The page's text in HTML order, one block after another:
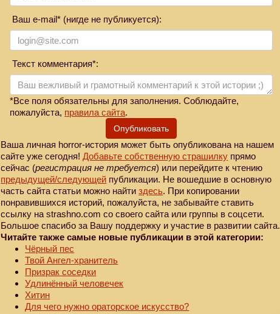
Ваш e-mail* (нигде не публикуется):
Текст комментария*:
*Все поля обязательны для заполнения. Соблюдайте,
пожалуйста, правила сайта.
Опубликовать
Ваша личная horror-история может быть опубликована на нашем
сайте уже сегодня!Добавьте собственную страшилку прямо
сейчас (регистрация не требуется) или перейдите к чтению
предыдущей/следующей публикации. Не вошедшие в основную
часть сайта статьи можно найтиздесь. При копировании
понравившихся историй, пожалуйста, не забывайте ставить
ссылку на strashno.com со своего сайта или группы в соцсети.
Большое спасибо за Вашу поддержку и участие в развитии сайта.
Читайте также самые новые публикации в этой категории:
Чёрный пес
Твой Ангел-хранитель
Призрак соседки
Удлинённый человечек
Хитин
Для чего нужно ораторское искусство?